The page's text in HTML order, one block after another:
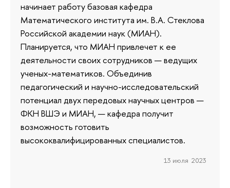
начинает работу базовая кафедра
Математического института им. В.А. Стеклова
Российской академии наук (МИАН).
Планируется, что МИАН привлечет к ее
деятельности своих сотрудников — ведущих
ученых-математиков. Объединив
педагогический и научно-исследовательский
потенциал двух передовых научных центров —
ФКН ВШЭ и МИАН, — кафедра получит
возможность готовить
высококвалифицированных специалистов.
13 июля 2023